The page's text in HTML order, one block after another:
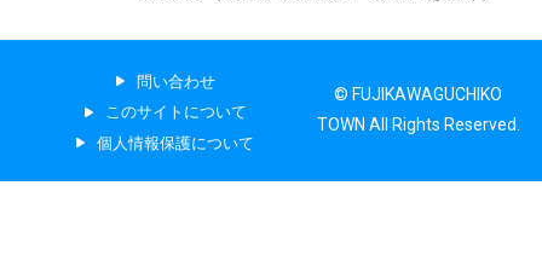
問い合わせ
このサイトについて
個人情報保護について
© FUJIKAWAGUCHIKO
TOWN All Rights Reserved.